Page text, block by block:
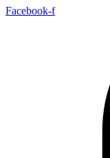
Facebook-f